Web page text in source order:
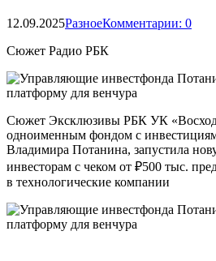
12.09.2025РазноеКомментарии: 0
Сюжет Радио РБК
Сюжет Эксклюзивы РБК УК
одноименным фондом с
Владимира Потанина, запустила
инвесторам с чеком от ₽500 тыс.
в технологические компании